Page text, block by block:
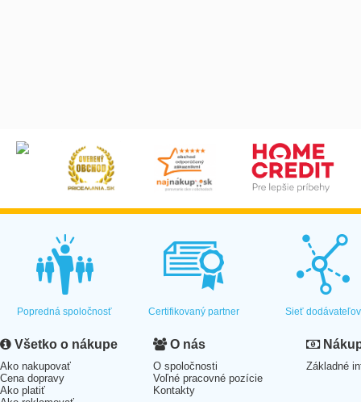
Popredná spoločnosť Certifikovaný partner Sieť dodávateľov
Všetko o nákupe
Ako nakupovať
Cena dopravy
Ako platiť
O nás
O spoločnosti
Voľné pracovné pozície
Kontakty
Základné